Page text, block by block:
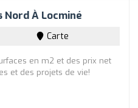
À Locminé
Carte
en m2 et des prix net
et des projets de vie!